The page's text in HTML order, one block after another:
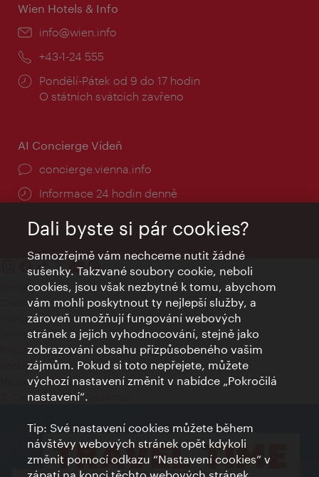
Wien Hotels & Info
E-
info@wien.info
Telefon:
+43-1-24 555
Provozní
doba:
Pondělí-Pátek od 9 do 17 hodin
O státních svátcích zavřeno
AI Concierge Vídeň
concierge.vienna.info
Informace 24 hodin denně
Kontakty
Credits
Prohlášení o ochraně osobních údajů
Terms of Use
Přístupnost
Kontakt pro tisk
Nastavení cookies
© Copyright Wien Tourismus
Dali byste si pár cookies?
Samozřejmě vám nechceme nutit žádné
sušenky. Takzvané soubory cookie, neboli
cookies, jsou však nezbytné k tomu, abychom
vám mohli poskytnout ty nejlepší služby, a
zároveň umožňují fungování webových
stránek a jejich vyhodnocování, stejně jako
zobrazování obsahu přizpůsobeného vašim
zájmům. Pokud si toto nepřejete, můžete
výchozí nastavení změnit v nabídce „Pokročilá
nastavení“.
Tip: Své nastavení cookies můžete během
návštěvy webových stránek opět kdykoli
změnit pomocí odkazu “Nastavení cookies” v